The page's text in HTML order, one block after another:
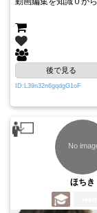
後で見る
ID:L39n32n6gqdgG1oF
ほちき